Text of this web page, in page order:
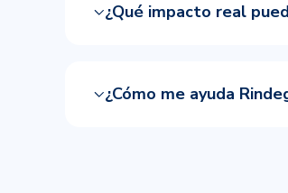
¿Qué impacto real
¿Cómo me ayuda